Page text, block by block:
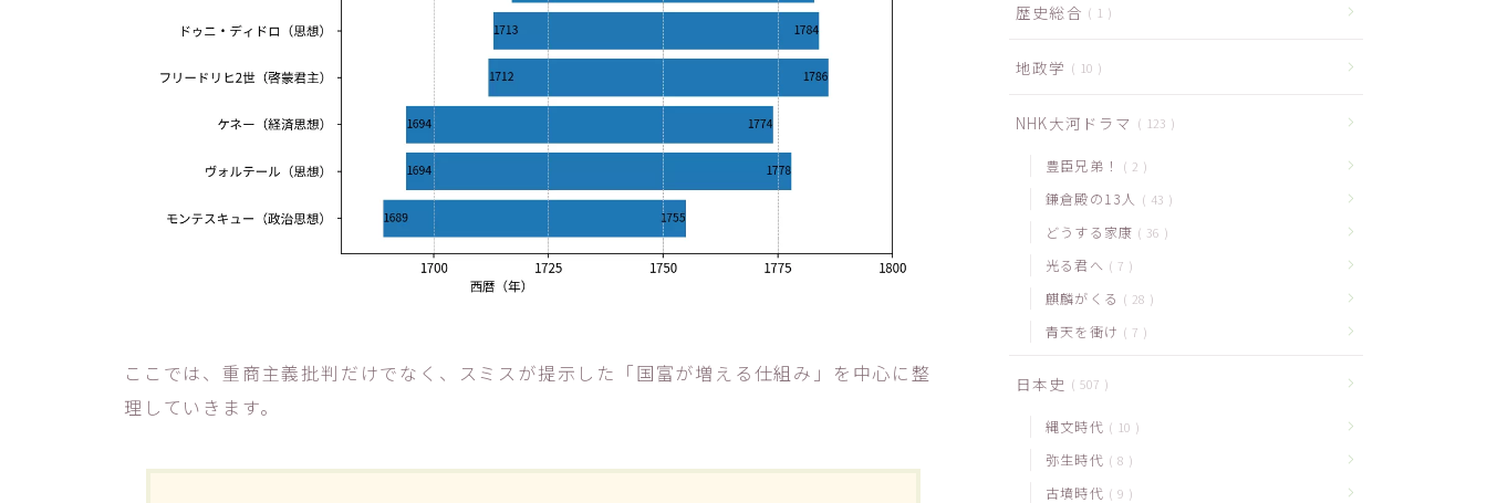
ここでは、重商主義批判だけでなく、スミスが提示した「国富が増える仕組み」を中心に整
理していきます。
歴史総合 1
地政学 10
NHK大河ドラマ 123
豊臣兄弟！ 2
鎌倉殿の13人 43
どうする家康 36
光る君へ 7
麒麟がくる 28
青天を衝け 7
日本史 507
縄文時代 10
弥生時代 8
古墳時代 9